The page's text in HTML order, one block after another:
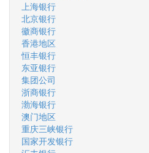
上海银行
北京银行
徽商银行
香港地区
恒丰银行
东亚银行
集团公司
浙商银行
渤海银行
澳门地区
重庆三峡银行
国家开发银行